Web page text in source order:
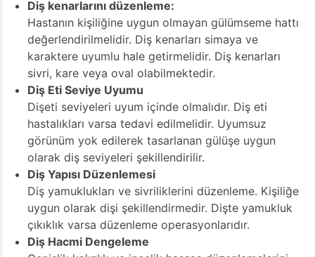
Diş kenarlarını düzenleme:
Hastanın kişiliğine uygun olmayan gülümseme hattı
değerlendirilmelidir. Diş kenarları simaya ve
karaktere uyumlu hale getirmelidir. Diş kenarları
sivri, kare veya oval olabilmektedir.
Diş Eti Seviye Uyumu
Dişeti seviyeleri uyum içinde olmalıdır. Diş eti
hastalıkları varsa tedavi edilmelidir. Uyumsuz
görünüm yok edilerek tasarlanan gülüşe uygun
olarak diş seviyeleri şekillendirilir.
Diş Yapısı Düzenlemesi
Diş yamuklukları ve sivriliklerini düzenleme. Kişiliğe
uygun olarak dişi şekillendirmedir. Dişte yamukluk
çıkıklık varsa düzenleme operasyonlarıdır.
Diş Hacmi Dengeleme